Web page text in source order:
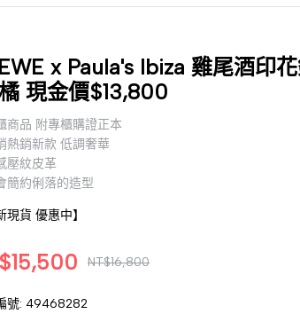
x Paula's Ibiza 雞尾酒印
現金價$13,800
商品 附專櫃購證正本
熱銷新款 低調奢華
壓紋皮革
簡約俐落的造型
現貨 優惠中】
NT$16,800
號: 49468282